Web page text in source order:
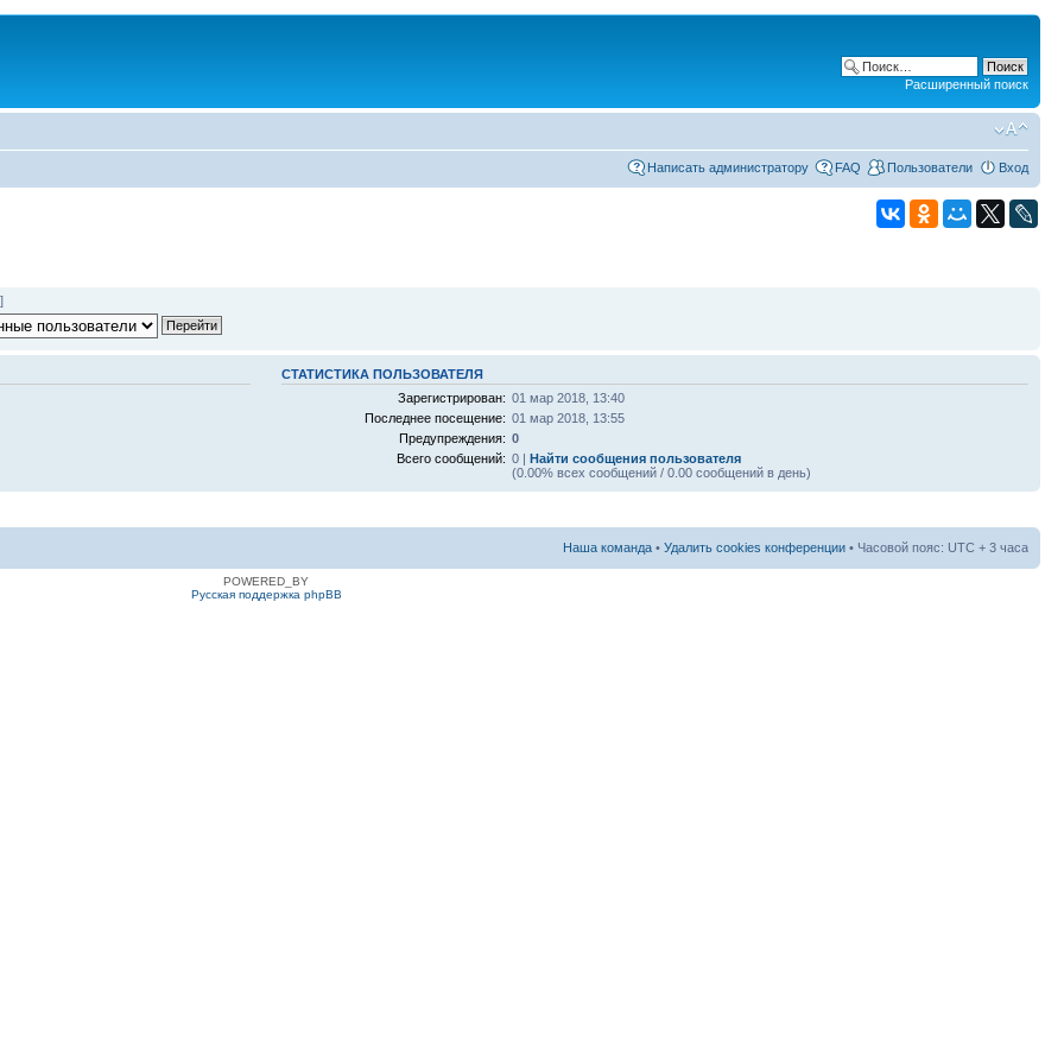
Расширенный поиск
Написать администратору FAQ Пользователи Вход
]
СТАТИСТИКА ПОЛЬЗОВАТЕЛЯ
Зарегистрирован: 01 мар 2018, 13:40
Последнее посещение: 01 мар 2018, 13:55
Предупреждения: 0
Всего сообщений: 0 | Найти сообщения пользователя
(0.00% всех сообщений / 0.00 сообщений в день)
Наша команда • Удалить cookies конференции • Часовой пояс: UTC + 3 часа
POWERED_BY
Русская поддержка phpBB